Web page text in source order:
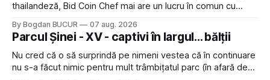
thailandeză, Bid Coin Chef mai are un lucru în comun cu
lăsat rece la prima vedere, după care m-a făcut să mă
îndrăgostesc de el. Nu mi-a plăcut faptul
By Bogdan BUCUR 07 aug. 2026
Parcul Șinei - XV - captivi în largul... bălții
Nu cred că o să surprindă pe nimeni vestea că în continuare
nu s-a făcut nimic pentru mult trâmbițatul parc (în afară de